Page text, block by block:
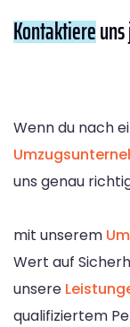
Kontaktiere
Wenn du nach
uns genau
mit unserem
Wert auf
unsere
qualifiziertem